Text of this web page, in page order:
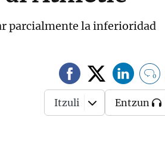
parcialmente la inferioridad
0
Itzuli Entzun